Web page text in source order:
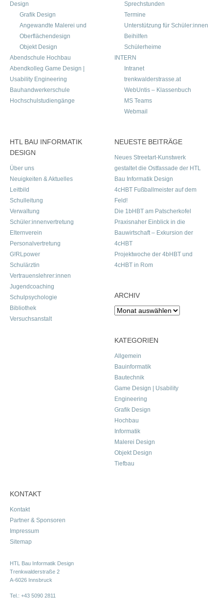
Design
Grafik Design
Angewandte Malerei und
Oberflächendesign
Objekt Design
Abendschule Hochbau
Abendkolleg Game Design |
Usability Engineering
Bauhandwerkerschule
Hochschulstudiengänge
Sprechstunden
Termine
Unterstützung für Schüler:innen
Beihilfen
Schülerheime
INTERN
Intranet
trenkwalderstrasse.at
WebUntis – Klassenbuch
MS Teams
Webmail
HTL BAU INFORMATIK
DESIGN
Über uns
Neuigkeiten & Aktuelles
Leitbild
Schulleitung
Verwaltung
Schüler:innenvertretung
Elternverein
Personalvertretung
G!RLpower
Schulärztin
Vertrauenslehrer:innen
Jugendcoaching
Schulpsychologie
Bibliothek
Versuchsanstalt
NEUESTE BEITRÄGE
Neues Streetart-Kunstwerk
gestaltet die Ostfassade der HTL
Bau Informatik Design
4cHBT Fußballmeister auf dem
Feld!
Die 1bHBT am Patscherkofel
Praxisnaher Einblick in die
Bauwirtschaft – Exkursion der
4cHBT
Projektwoche der 4bHBT und
4cHBT in Rom
ARCHIV
Archiv
KATEGORIEN
Allgemein
Bauinformatik
Bautechnik
Game Design | Usability
Engineering
Grafik Design
Hochbau
Informatik
Malerei Design
Objekt Design
Tiefbau
KONTAKT
Kontakt
Partner & Sponsoren
Impressum
Sitemap
HTL Bau Informatik Design
Trenkwalderstraße 2
A-6026 Innsbruck
Tel.: +43 5090 2811